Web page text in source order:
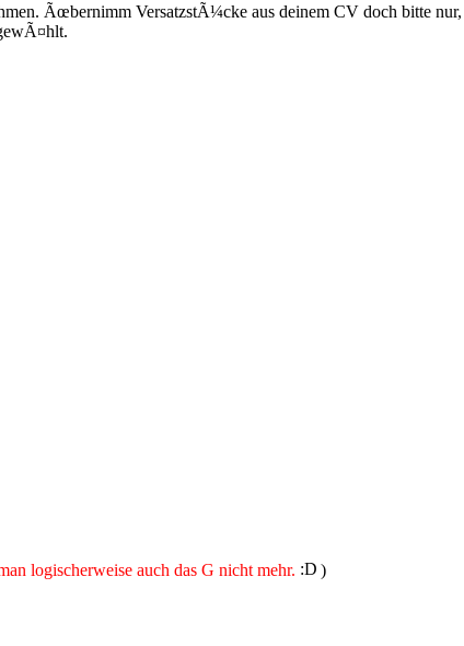
Ãœbernimm VersatzstÃ¼cke aus deinem CV doch bitte
logischerweise auch das G nicht mehr.
)